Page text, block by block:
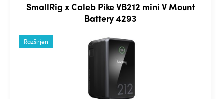
SmallRig x Caleb Pike VB212 mini V Mount
Battery 4293
Razširjen